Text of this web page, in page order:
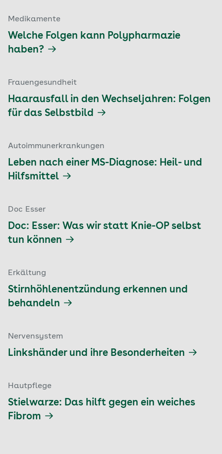
Medikamente
Welche Folgen kann Polypharmazie
haben?
Frauengesundheit
Haarausfall in den Wechseljahren: Folgen
für das Selbstbild
Autoimmunerkrankungen
Leben nach einer MS-Diagnose: Heil- und
Hilfsmittel
Doc Esser
Doc: Esser: Was wir statt Knie-OP selbst
tun können
Erkältung
Stirnhöhlenentzündung erkennen und
behandeln
Nervensystem
Linkshänder und ihre Besonderheiten
Hautpflege
Stielwarze: Das hilft gegen ein weiches
Fibrom